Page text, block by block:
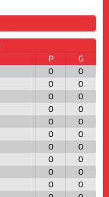
P
G
0
0
0
0
0
0
0
0
0
0
0
0
0
0
0
0
0
0
0
0